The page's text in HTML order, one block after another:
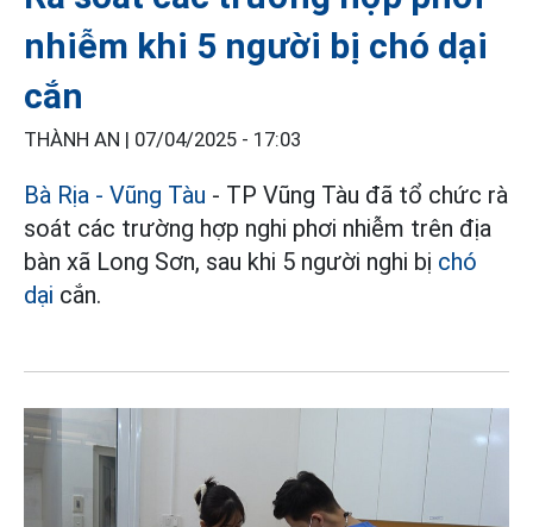
nhiễm khi 5 người bị chó dại
cắn
THÀNH AN | 07/04/2025 - 17:03
Bà Rịa - Vũng Tàu - TP Vũng Tàu đã tổ chức rà
soát các trường hợp nghi phơi nhiễm trên địa
bàn xã Long Sơn, sau khi 5 người nghi bị chó
dại cắn.